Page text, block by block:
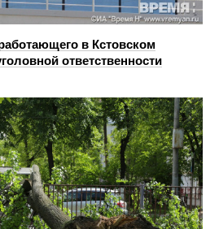
в Кстовском
ответственности